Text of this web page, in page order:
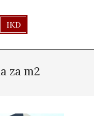
IKD
za m2